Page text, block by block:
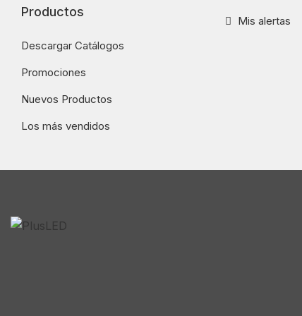
Productos
Descargar Catálogos
Promociones
Nuevos Productos
Los más vendidos
Mis alertas